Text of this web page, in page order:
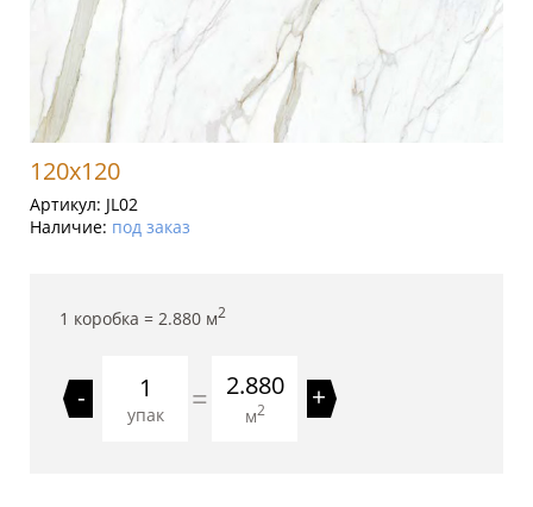
120x120
Артикул: JL02
Наличие: под заказ
1 коробка = 2.880 м2
-
упак = 2.880
м2 +